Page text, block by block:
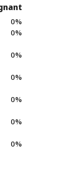
0%
0%
0%
0%
0%
0%
0%